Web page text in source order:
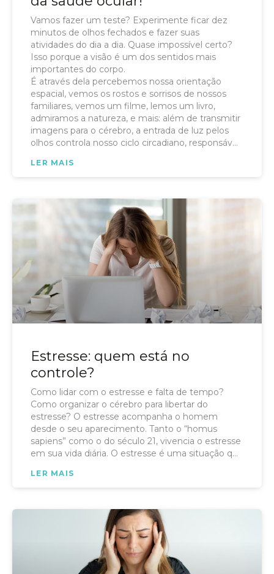
Vamos fazer um teste? Experimente ficar dez
minutos de olhos fechados e fazer suas
atividades do dia a dia. Quase impossível certo?
Isso porque a visão é um dos sentidos mais
importantes do corpo.
É através dela percebemos nossa orientação
espacial, vemos os rostos e sorrisos de nossos
familiares, vemos um filme, lemos um livro,
admiramos a natureza, e mais: além de transmitir
imagens para o cérebro, a entrada de luz pelos
olhos controla nosso ciclo circadiano, responsável
LER MAIS
Estresse: quem está no
controle?
Como lidar com o estresse e falta de tempo?
Como organizar o cérebro para libertar do
estresse? O estresse acompanha o homem
desde o seu aparecimento. Tanto o “homus
sapiens” como o do século 21, vivencia o estresse
em sua vida diária. O estresse é uma situação que
LER MAIS